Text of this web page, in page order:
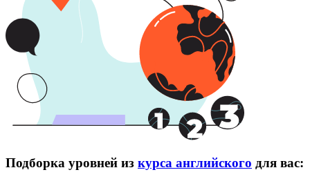
Подборка уровней из курса английского для вас: